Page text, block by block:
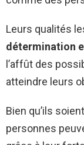
Leurs qualités
détermination
l’affût des
atteindre leurs
Bien qu’ils
personnes